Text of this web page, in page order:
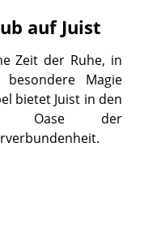
auf Juist
Zeit der Ruhe, in
Magie
bietet Juist in den
Oase der